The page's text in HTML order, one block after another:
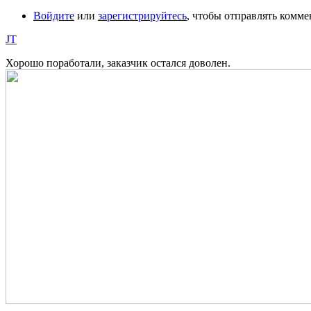
Войдите или зарегистрируйтесь, чтобы отправлять
JT
Хорошо поработали, заказчик остался доволен.